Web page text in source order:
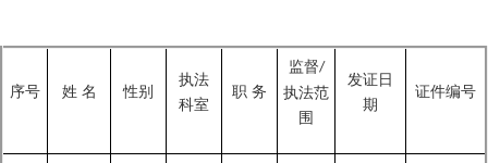
序号 姓 名 性别
执法
科室
职 务
监督/
执法范
围
发证日
期
证件编号